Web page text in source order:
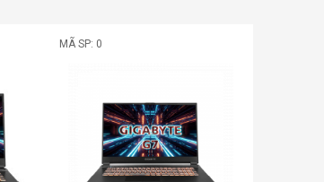
MÃ SP: 0